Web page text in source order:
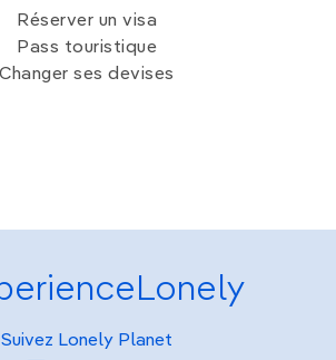
Réserver un visa
Pass touristique
Changer ses devises
Suivez Lonely Planet